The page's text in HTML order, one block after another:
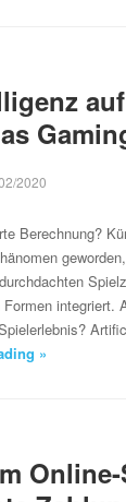
2020
Berechnung?
integriert.
»